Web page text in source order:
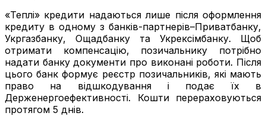
«Теплі» кредити надаються лише після оформлення
кредиту в одному з банків-партнерів–Приватбанку,
Укргазбанку, Ощадбанку та Укрексімбанку. Щоб
отримати компенсацію, позичальнику потрібно
надати банку документи про виконані роботи. Після
цього банк формує реєстр позичальників, які мають
право на відшкодування і подає їх в
Держенергоефективності. Кошти перераховуються
протягом 5 днів.